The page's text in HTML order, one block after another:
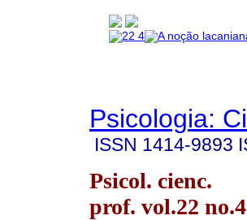
Psicologia:
ISSN 1414-9893
Psicol. cienc.
prof. vol.22